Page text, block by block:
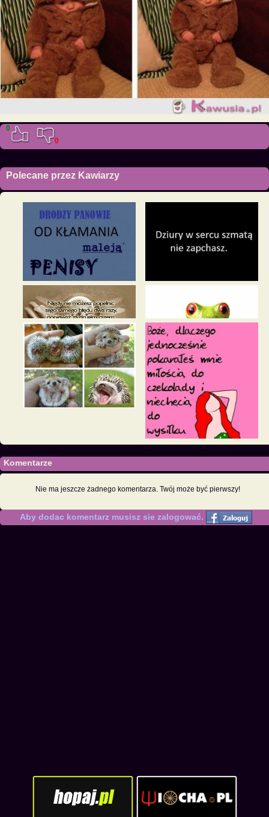
0
0
Polecane przez Kawiarzy
Komentarze
Nie ma jeszcze żadnego komentarza. Twój może być pierwszy!
Aby dodac komentarz musisz sie zalogować.